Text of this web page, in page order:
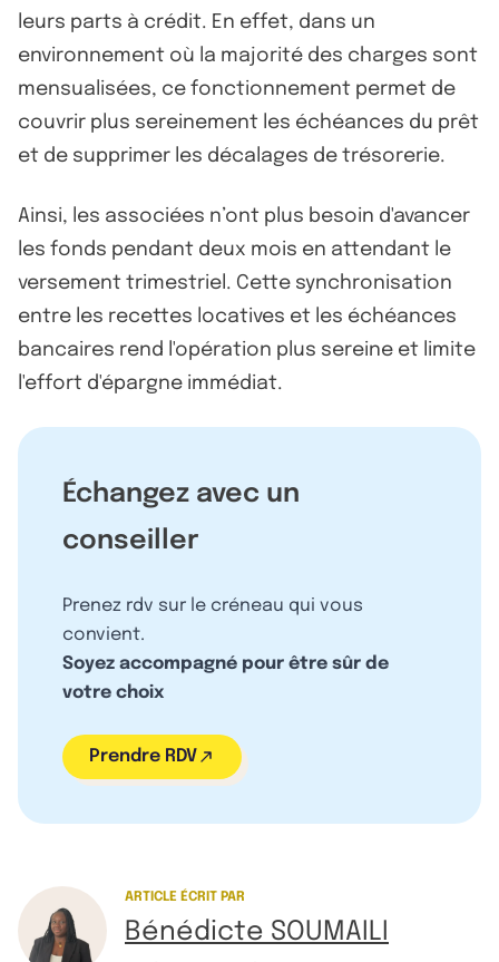
leurs parts à crédit. En effet, dans un
environnement où la majorité des charges sont
mensualisées, ce fonctionnement permet de
couvrir plus sereinement les échéances du prêt
et de supprimer les décalages de trésorerie.
Ainsi, les associées n’ont plus besoin d'avancer
les fonds pendant deux mois en attendant le
versement trimestriel. Cette synchronisation
entre les recettes locatives et les échéances
bancaires rend l'opération plus sereine et limite
l'effort d'épargne immédiat.
Échangez avec un
conseiller
Prenez rdv sur le créneau qui vous
convient.
Soyez accompagné pour être sûr de
votre choix
Prendre RDV
ARTICLE ÉCRIT PAR
Bénédicte SOUMAILI